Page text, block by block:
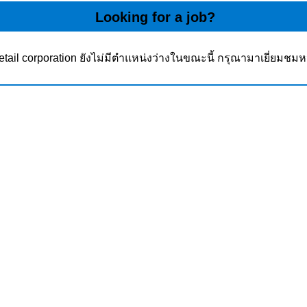
Looking for a job?
corporation ยังไม่มีตำแหน่งว่างในขณะนี้ กรุณามาเยี่ยมชม